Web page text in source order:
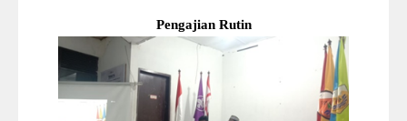
Pengajian Rutin